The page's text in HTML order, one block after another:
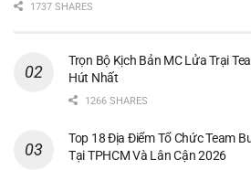
1737 SHARES
Trọn Bộ Kịch Bản MC Lửa Trại
Hút Nhất
1266 SHARES
Top 18 Địa Điểm Tổ Chức Team
Tại TPHCM Và Lân Cận 2026